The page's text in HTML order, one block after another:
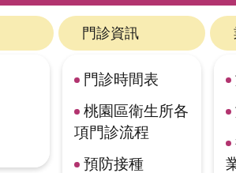
門診資訊
門診時間表
桃園區衛生所各
項門診流程
預防接種